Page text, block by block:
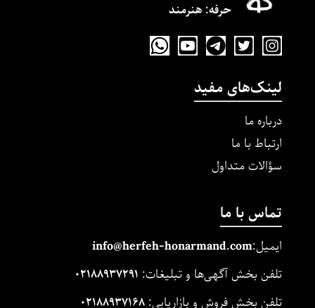
حرفه‌: هنرمند
لینک‌های مفید
درباره ما
ارتباط با ما
سؤالات متداول
تماس با ما
ایمیل: info@herfeh-honarmand.com
تلفن بخش آگهی‌ها و تبلیغات:
تلفن بخش فروش و بازاریابی: